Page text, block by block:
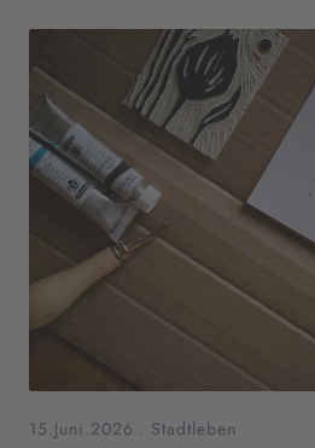
15.Juni.2026 . Stadtleben